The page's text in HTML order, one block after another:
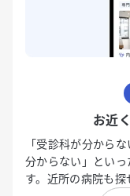
お近
「受診科が分から
分からない」とい
す。近所の病院も探